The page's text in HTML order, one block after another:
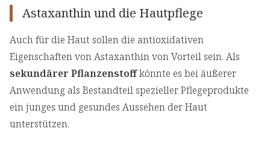
Astaxanthin und die Hautpflege
Auch für die Haut sollen die antioxidativen
Eigenschaften von Astaxanthin von Vorteil sein. Als
sekundärer Pflanzenstoffkönnte es bei äußerer
Anwendung als Bestandteil spezieller Pflegeprodukte
ein junges und gesundes Aussehen der Haut
unterstützen.